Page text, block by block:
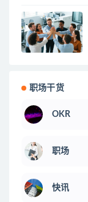
职场干货
OKR
职场
快讯